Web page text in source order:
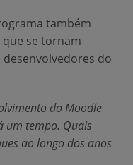
também
que se tornam
do
do Moodle
um tempo. Quais
ao longo dos anos